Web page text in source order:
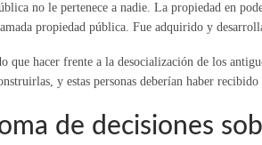
no le pertenece a nadie. La propiedad en
propiedad pública. Fue adquirido y
que hacer frente a la desocialización de los
y estas personas deberían haber
de decisiones